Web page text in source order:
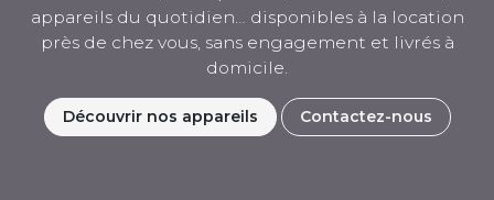
appareils du quotidien… disponibles à la location
près de chez vous, sans engagement et livrés à
domicile.
Découvrir nos appareils Contactez-nous